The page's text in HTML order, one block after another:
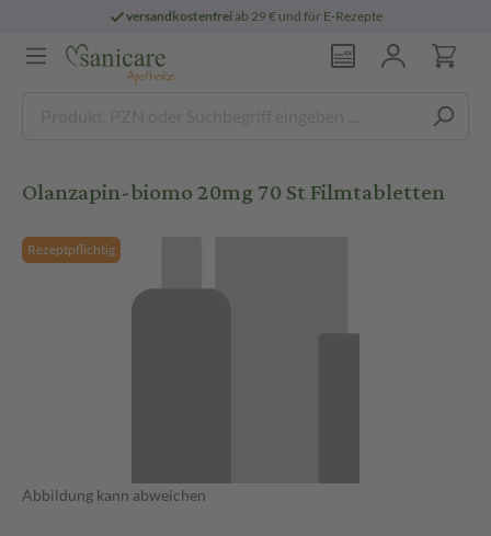
versandkostenfreiab 29 € und für E-Rezepte
Olanzapin-biomo 20mg 70 St Filmtabletten
Rezeptpflichtig
Abbildung kann abweichen